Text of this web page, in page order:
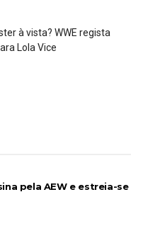
à vista? WWE regista
Lola Vice
pela AEW e estreia-se